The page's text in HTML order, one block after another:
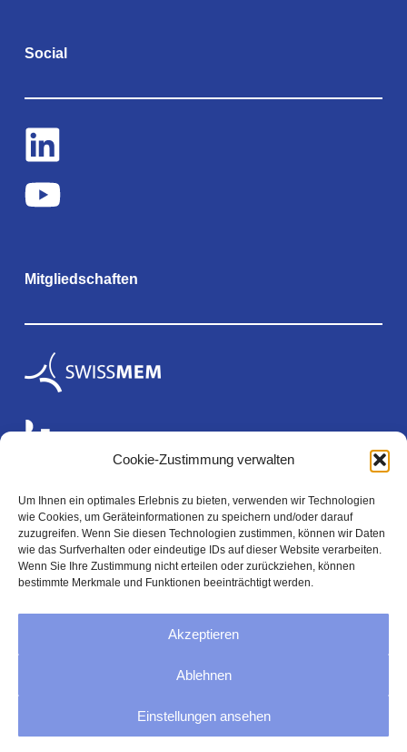
Cookie-Zustimmung verwalten
Um Ihnen ein optimales Erlebnis zu bieten, verwenden wir Technologien
wie Cookies, um Geräteinformationen zu speichern und/oder darauf
zuzugreifen. Wenn Sie diesen Technologien zustimmen, können wir Daten
wie das Surfverhalten oder eindeutige IDs auf dieser Website verarbeiten.
Wenn Sie Ihre Zustimmung nicht erteilen oder zurückziehen, können
bestimmte Merkmale und Funktionen beeinträchtigt werden.
Akzeptieren
Ablehnen
Einstellungen ansehen
Social
Mitgliedschaften
Rechtliches
Impressum
Cookie-Richtlinie (EU)